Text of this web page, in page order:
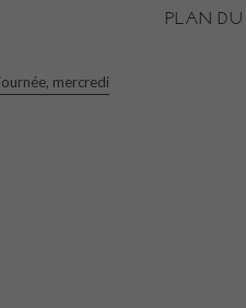
mercredi
PLAN DU